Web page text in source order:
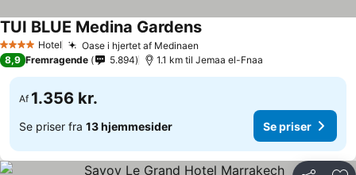
4 StjernerHotel Oase i hjertet af Medinaen
TUI BLUE Medina Gardens
8,9 Fremragende 5.894 1.1 km til Jemaa el-Fnaa
Af 1.356 kr.
Se priser fra 13 hjemmesider Se priser